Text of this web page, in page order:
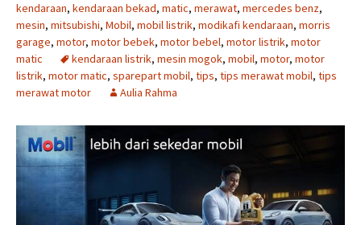
kendaraan, kendaraan bekad, matic, merawat, mercedes benz,
mesin, mitsubishi, Mobil, mobil listrik, modikafi kendaraan, morris
garage, motor, motor bebek, motor bebel, motor listrik, motor
matic
kendaraan listrik, mesin mogok, mobil, motor, motor
listrik, motor matic, sparepart mobil, tips, tips merawat mobil, tips
merawat motor
Aulia Rahma